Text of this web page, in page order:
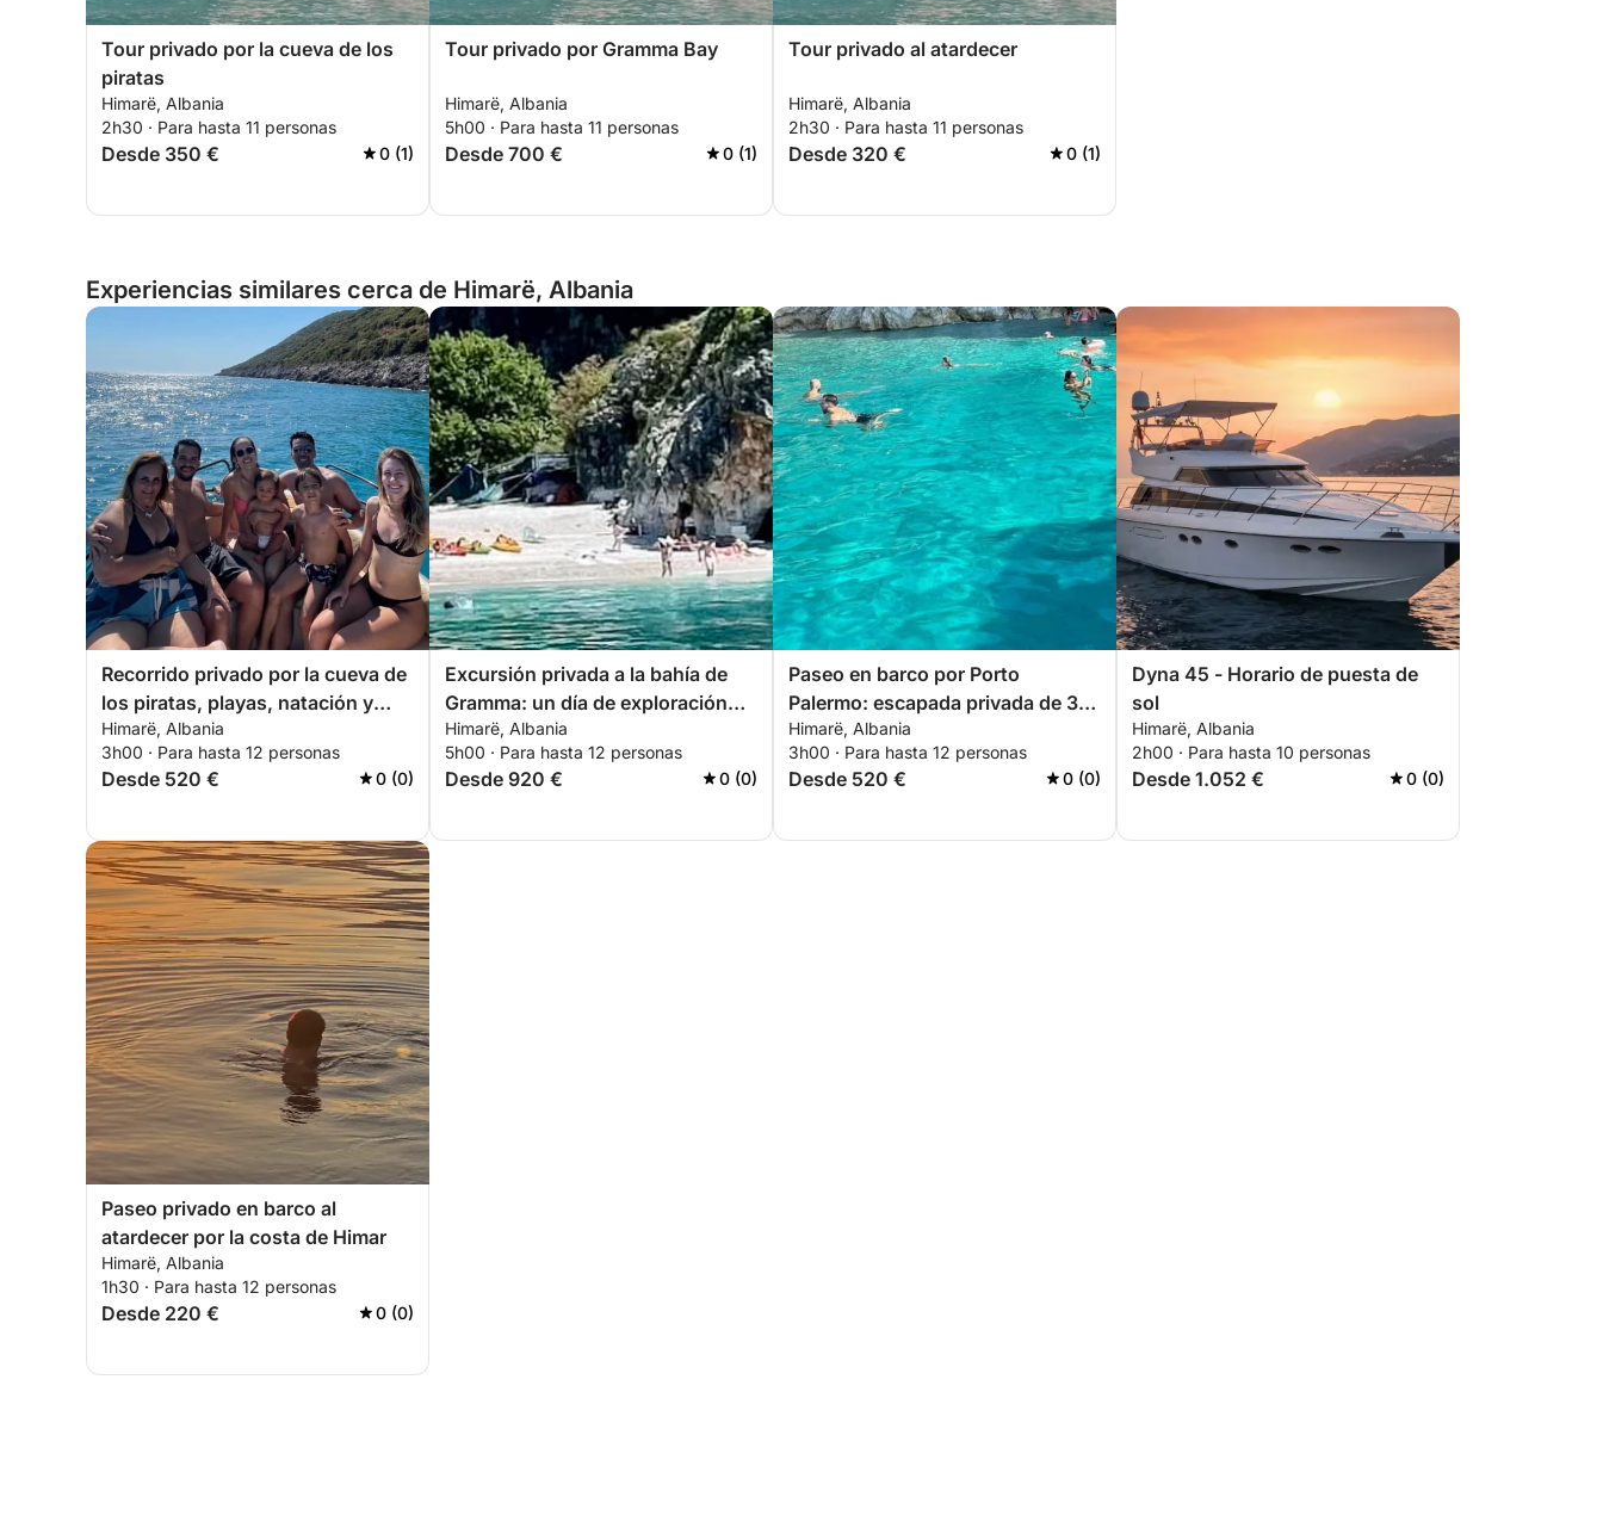
Tour privado por la cueva de los
piratas
Himarë, Albania
2h30 · Para hasta 11 personas
Desde 350 € 0 (1)
Tour privado por Gramma Bay
Himarë, Albania
5h00 · Para hasta 11 personas
Desde 700 € 0 (1)
Tour privado al atardecer
Himarë, Albania
2h30 · Para hasta 11 personas
Desde 320 € 0 (1)
Experiencias similares cerca de Himarë, Albania
Recorrido privado por la cueva de
los piratas, playas, natación y
esnórquel: recorrido exclusivo de
3 horas
Himarë, Albania
3h00 · Para hasta 12 personas
Desde 520 € 0 (0)
Excursión privada a la bahía de
Gramma: un día de exploración
costera y relajación
Himarë, Albania
5h00 · Para hasta 12 personas
Desde 920 € 0 (0)
Paseo en barco por Porto
Palermo: escapada privada de 3
horas a través de joyas ocultas y
la historia costera
Himarë, Albania
3h00 · Para hasta 12 personas
Desde 520 € 0 (0)
Dyna 45 - Horario de puesta de
sol
Himarë, Albania
2h00 · Para hasta 10 personas
Desde 1.052 € 0 (0)
Paseo privado en barco al
atardecer por la costa de Himar
Himarë, Albania
1h30 · Para hasta 12 personas
Desde 220 € 0 (0)